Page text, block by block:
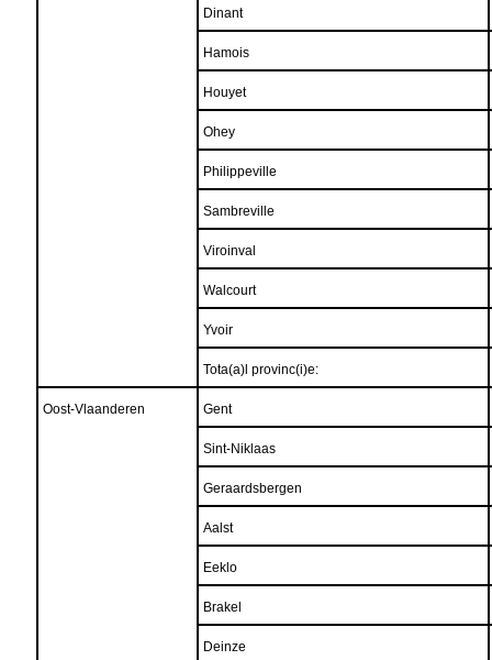
Dinant
Hamois
Houyet
Ohey
Philippeville
Sambreville
Viroinval
Walcourt
Yvoir
Tota(a)l provinc(i)e:
Oost-Vlaanderen Gent
Sint-Niklaas
Geraardsbergen
Aalst
Eeklo
Brakel
Deinze